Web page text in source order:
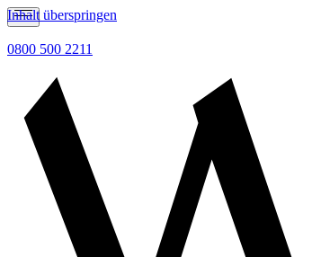
Inhalt überspringen
0800 500 2211